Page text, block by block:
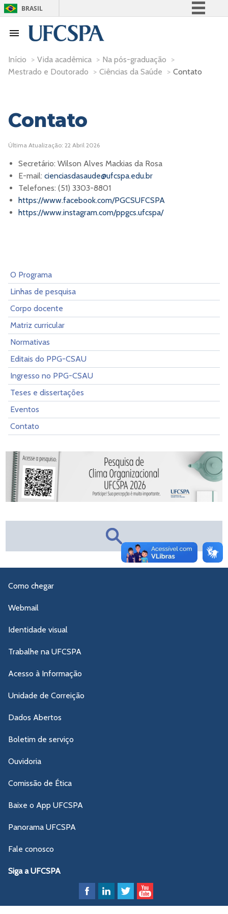
BRASIL
Participe
Acesso à informação
Início > Vida acadêmica > Na pós-graduação >
Mestrado e Doutorado > Ciências da Saúde > Contato
Contato
Última Atualização: 22 Abril 2026
Secretário: Wilson Alves Mackias da Rosa
E-mail: cienciasdasaude@ufcspa.edu.br
Telefones: (51) 3303-8801
https://www.facebook.com/PGCSUFCSPA
https://www.instagram.com/ppgcs.ufcspa/
O Programa
Linhas de pesquisa
Corpo docente
Matriz curricular
Normativas
Editais do PPG-CSAU
Ingresso no PPG-CSAU
Teses e dissertações
Eventos
Contato
Como chegar
Webmail
Identidade visual
Trabalhe na UFCSPA
Acesso à Informação
Unidade de Correição
Dados Abertos
Boletim de serviço
Ouvidoria
Comissão de Ética
Baixe o App UFCSPA
Panorama UFCSPA
Fale conosco
Siga a UFCSPA